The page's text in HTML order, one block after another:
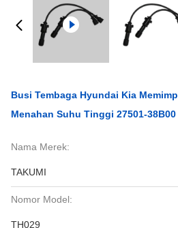
Busi Tembaga Hyundai Kia
Menahan Suhu Tinggi 27501-38B00
Nama Merek:
TAKUMI
Nomor Model:
TH029